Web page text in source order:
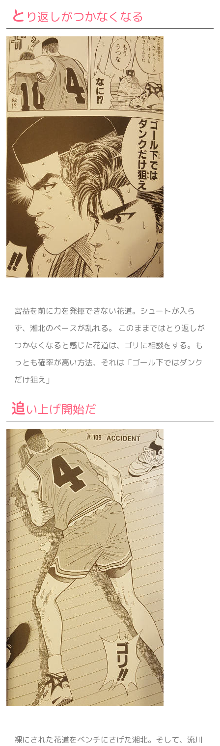
と り返しがつかなくなる
宮益を前に力を発揮できない花道。シュートが入ら
ず、湘北のペースが乱れる。 このままではとり返しが
つかなくなると感じた花道は、ゴリに相談をする。も
っとも確率が高い方法、それは「ゴール下ではダンク
だけ狙え」
追い上げ開始だ
裸にされた花道をベンチにさげた湘北。そして、流川